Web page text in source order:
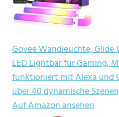
Govee Wandleuchte, Glide
LED Lightbar für Gaming,
funktioniert mit Alexa und
über 40 dynamische
Auf Amazon ansehen